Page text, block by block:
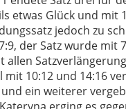
etwas Glück und mit
jedoch zu
der Satz wurde mit
allen
10:12 und 14:16
ein weiterer